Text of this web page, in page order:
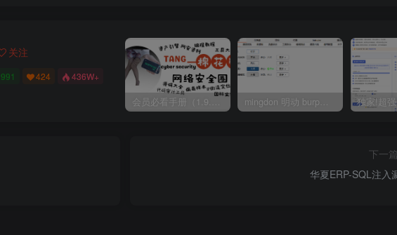
关注
991 424 436W+
下一篇
华夏ERP-SQL注入